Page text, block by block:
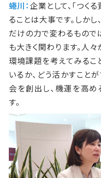
蜷川：企業として、「つく
ることは大事です。しか
だけの力で変わるもので
も大きく関わります。人
環境課題を考えてみるこ
いるか、どう活かすこと
会を創出し、機運を高
す。